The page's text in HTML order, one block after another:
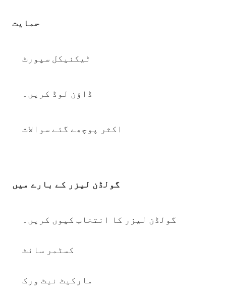
حمایت
ٹیکنیکل سپورٹ
ڈاؤن لوڈ کریں۔
اکثر پوچھے گئے سوالات
گولڈن لیزر کے بارے میں
گولڈن لیزر کا انتخاب کیوں کریں۔
کسٹمر سائٹ
مارکیٹ نیٹ ورک